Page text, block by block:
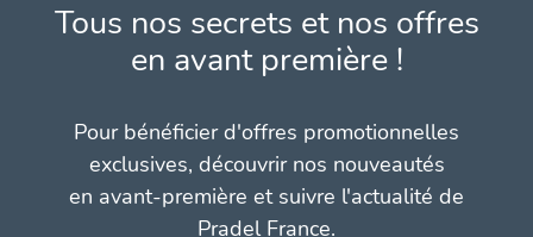
Tous nos secrets et nos offres
en avant première !
Pour bénéficier d'offres promotionnelles
exclusives, découvrir nos nouveautés
en avant-première et suivre l'actualité de
Pradel France.